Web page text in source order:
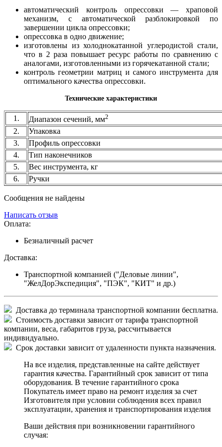
автоматический контроль опрессовки — храповой
механизм, с автоматической разблокировкой по
завершении цикла опрессовки;
опрессовка в одно движение;
изготовлены из холоднокатанной углеродистой стали,
что в 2 раза повышает ресурс работы по сравнению с
аналогами, изготовленными из горячекатанной стали;
контроль геометрии матриц и самого инструмента для
оптимального качества опрессовки.
Технические характеристики
1. Диапазон сечений, мм2
2.
Упаковка
3.
Профиль опрессовки
4.
Тип наконечников
5.
Вес инструмента, кг
6.
Ручки
Сообщения не найдены
Написать отзыв
Оплата:
Безналичный расчет
Доставка:
Транспортной компанией ("Деловые линии",
"ЖелДорЭкспедиция", "ПЭК", "КИТ" и др.)
Доставка до терминала транспортной компании бесплатна.
Стоимость доставки зависит от тарифа транспортной
компании, веса, габаритов груза, рассчитывается
индивидуально.
Срок доставки зависит от удаленности пункта назначения.
На все изделия, представленные на сайте действует
гарантия качества. Гарантийный срок зависит от типа
оборудования. В течение гарантийного срока
Покупатель имеет право на ремонт изделия за счет
Изготовителя при условии соблюдения всех правил
эксплуатации, хранения и транспортирования изделия
Ваши действия при возникновении гарантийного
случая: